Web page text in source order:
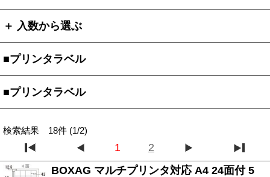
＋ 入数から選ぶ
■プリンタラベル
■プリンタラベル
検索結果 18件 (1/2)
1
2
BOXAG マルチプリンタ対応 A4 24面付 5